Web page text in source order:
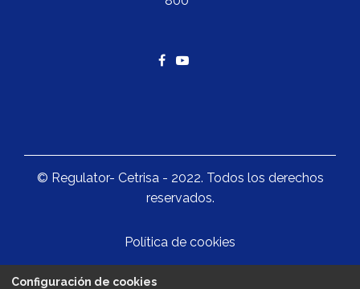
© Regulator- Cetrisa - 2022. Todos los derechos
reservados.
Política de cookies
Configuración de cookies